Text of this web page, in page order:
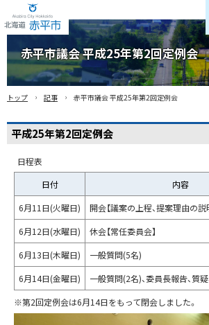
Akabira City Hokkaido 北海道 赤平市
赤平市議会 平成25年第2回定例会
トップ › 記事 › 赤平市議会 平成25年第2回定例会
平成25年第2回定例会
日程表
日付
内容
6月11日(火曜日)
開会【議案の上程、提案理由の説
6月12日(水曜日)
休会【常任委員会】
6月13日(木曜日)
一般質問(5名)
6月14日(金曜日)
一般質問(2名)、委員長報告、質疑
※第2回定例会は6月14日をもって閉会しました。